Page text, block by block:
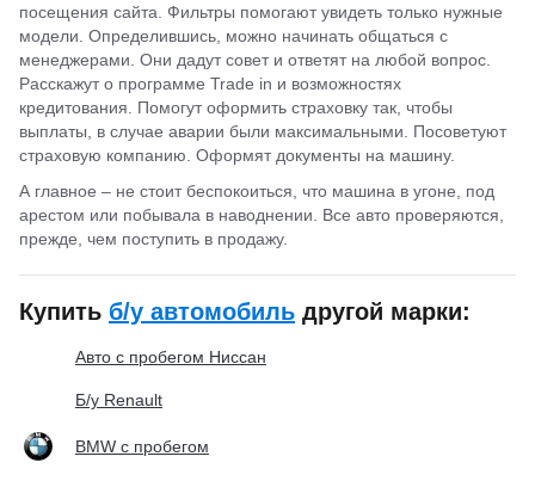
посещения сайта. Фильтры помогают увидеть только нужные
модели. Определившись, можно начинать общаться с
менеджерами. Они дадут совет и ответят на любой вопрос.
Расскажут о программе Trade in и возможностях
кредитования. Помогут оформить страховку так, чтобы
выплаты, в случае аварии были максимальными. Посоветуют
страховую компанию. Оформят документы на машину.
А главное – не стоит беспокоиться, что машина в угоне, под
арестом или побывала в наводнении. Все авто проверяются,
прежде, чем поступить в продажу.
Купить б/у автомобиль другой марки:
Авто с пробегом Ниссан
Б/у Renault
BMW с пробегом